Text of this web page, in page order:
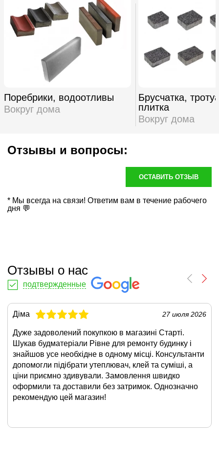
Поребрики, водоотливы
Вокруг дома
Брусчатка,
плитка
Вокруг дома
Отзывы и вопросы:
ОСТАВИТЬ ОТЗЫВ
* Мы всегда на связи! Ответим вам в течение рабочего
дня 💬
Отзывы о нас
подтвержденные
Діма 27 июля 2026
Дуже задоволений покупкою в магазині Старті.
Шукав будматеріали Рівне для ремонту будинку і
знайшов усе необхідне в одному місці. Консультанти
допомогли підібрати утеплювач, клей та суміші, а
ціни приємно здивували. Замовлення швидко
оформили та доставили без затримок. Однозначно
рекомендую цей магазин!